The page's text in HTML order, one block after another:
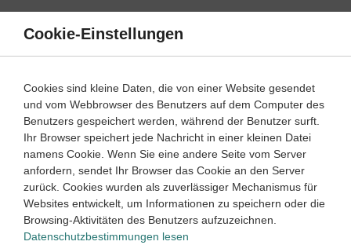
Direkt
Inhalt
Klassenarbeiten und Abiturprüfungen
Klassenarbeit
Eindimensionale beschleunigte Bewegung (1)
Physik Klasse9
Cookie-Einstellungen
Cookies sind kleine Daten, die von einer Website gesendet
und vom Webbrowser des Benutzers auf dem Computer des
Benutzers gespeichert werden, während der Benutzer surft.
Ihr Browser speichert jede Nachricht in einer kleinen Datei
namens Cookie. Wenn Sie eine andere Seite vom Server
anfordern, sendet Ihr Browser das Cookie an den Server
zurück. Cookies wurden als zuverlässiger Mechanismus für
Websites entwickelt, um Informationen zu speichern oder die
Browsing-Aktivitäten des Benutzers aufzuzeichnen.
Datenschutzbestimmungen lesen